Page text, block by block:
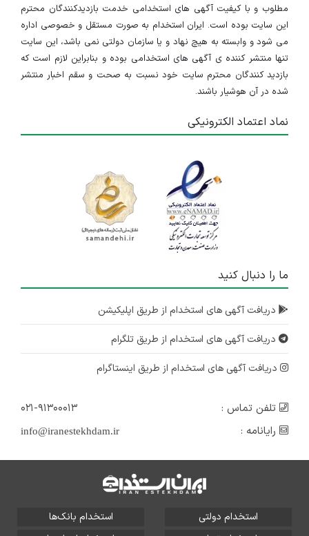
۲ سال پیش منقضی شده
استخدام برنامه نویس #C (سی شارپ)
مازندران
استخدام کارشناس تولید محتوا
مازندران
۳ سال پیش
برنامه نویس اندروید زبان کاتلین
مازندران
مطلوب و با کیفیت آگهی های استخدامی خدمت بازدیدکنندگان محترم
این سایت بوده است. ایران استخدام به صورت مستقل و خصوصی اداره
می شود و وابسته به هیچ نهاد و یا سازمان دولتی نمی باشد، این سایت
تنها منتشر کننده ی آگهی های استخدامی بوده و بنابراین لازم است که
بازدید کنندگان محترم سایت خود نسبت به صحت و سقم اخبار منتشر
شده در آن هوشیار باشند.
نماد اعتماد الکترونیکی
ما را دنبال کنید
دریافت آگهی های استخدام از طریق اپلیکیشن
دریافت آگهی های استخدام از طریق تلگرام
دریافت آگهی های استخدام از طریق اینستاگرام
تلفن تماس :
۰۲۱-۹۱۳۰۰۰۱۳
رایانامه :
info@iranestekhdam.ir
استخدام دولتی
استخدام بانک‌ها